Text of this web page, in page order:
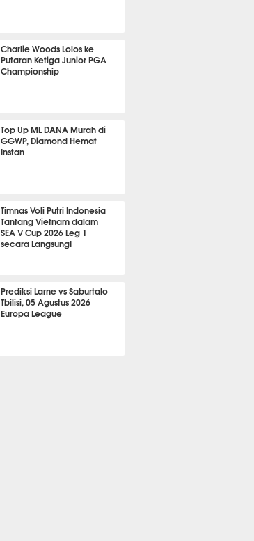
Charlie Woods Lolos ke
Putaran Ketiga Junior PGA
Championship
Top Up ML DANA Murah di
GGWP, Diamond Hemat
Instan
Timnas Voli Putri Indonesia
Tantang Vietnam dalam
SEA V Cup 2026 Leg 1
secara Langsung!
Prediksi Larne vs Saburtalo
Tbilisi, 05 Agustus 2026
Europa League